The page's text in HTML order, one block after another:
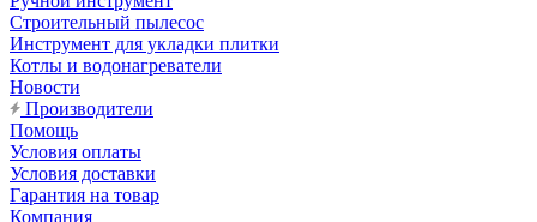
Строительный пылесос
Инструмент для укладки плитки
Котлы и водонагреватели
Новости
Производители
Помощь
Условия оплаты
Условия доставки
Гарантия на товар
Компания